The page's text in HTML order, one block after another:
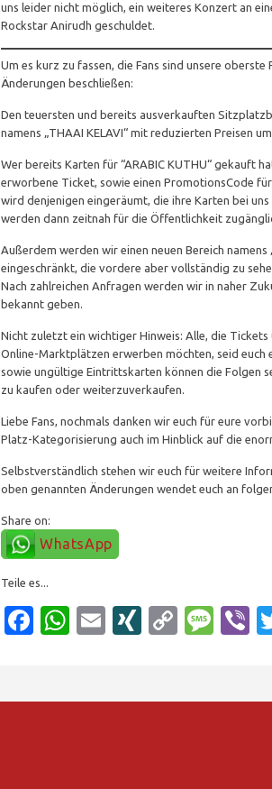
uns leider nicht möglich, ein weiteres Konzert an
Rockstar Anirudh geschuldet.
Um es kurz zu fassen, die Fans sind unsere
Änderungen beschließen:
Den teuersten und bereits ausverkauften
namens „THAAI KELAVI“ mit reduzierten Preisen
Wer bereits Karten für “ARABIC KUTHU“ gekauft
erworbene Ticket, sowie einen PromotionsCode
wird denjenigen eingeräumt, die ihre Karten bei
werden dann zeitnah für die Öffentlichkeit
Außerdem werden wir einen neuen Bereich namens
eingeschränkt, die vordere aber vollständig zu
Nach zahlreichen Anfragen werden wir in naher
bekannt geben.
Nicht zuletzt ein wichtiger Hinweis: Alle, die
Online-Marktplätzen erwerben möchten, seid
sowie ungültige Eintrittskarten können die Folgen
zu kaufen oder weiterzuverkaufen.
Liebe Fans, nochmals danken wir euch für eure
Platz-Kategorisierung auch im Hinblick auf die
Selbstverständlich stehen wir euch für weitere
oben genannten Änderungen wendet euch an
Share on:
WhatsApp
Teile es...
Facebook
WhatsApp
EmailXINGCopy